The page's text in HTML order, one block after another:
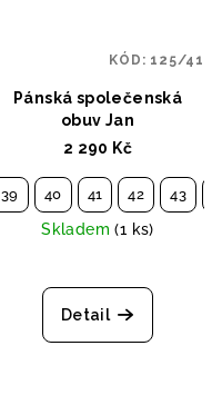
Pánská společenská
obuv Jan
2 290 Kč
39 40 41 42 43
Skladem(1 ks)
Detail
KÓD: 125/41